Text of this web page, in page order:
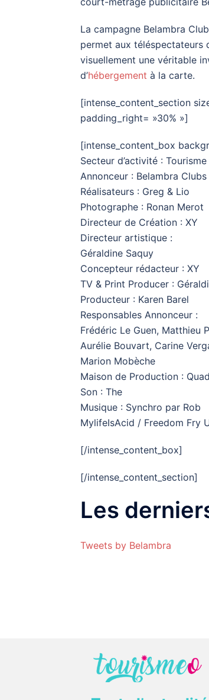
La campagne Belambra
permet aux téléspectateurs
visuellement une véritable
d’hébergement à la carte.
[intense_content_section
padding_right= »30% »]
[intense_content_box
Secteur d’activité : Tourisme
Annonceur : Belambra Clubs
Réalisateurs : Greg & Lio
Photographe : Ronan Merot
Directeur de Création : XY
Directeur artistique :
Géraldine Saquy
Concepteur rédacteur : XY
TV & Print Producer :
Producteur : Karen Barel
Responsables Annonceur :
Frédéric Le Guen, Matthieu
Aurélie Bouvart, Carine
Marion Mobèche
Maison de Production : Quad
Son : The
Musique : Synchro par Rob
MylifeIsAcid / Freedom Fry
[/intense_content_box]
[/intense_content_section]
Les
Tweets by Belambra